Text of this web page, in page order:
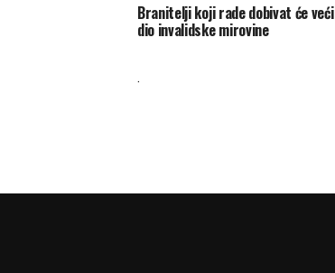
Branitelji koji rade dobivat će veći
dio invalidske mirovine
.